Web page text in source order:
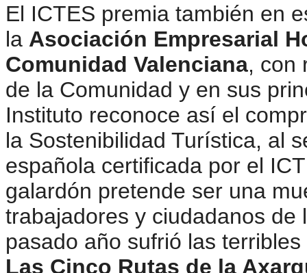
El ICTES premia también en
la Asociación Empresarial
Comunidad Valenciana, con
de la Comunidad y en sus
Instituto reconoce así el
la Sostenibilidad Turística, al
española certificada por el
galardón pretende ser una
trabajadores y ciudadanos de
pasado año sufrió las
Las Cinco Rutas de la